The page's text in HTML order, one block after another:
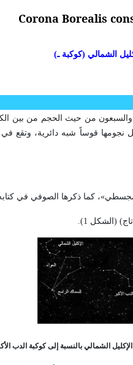
Corona Borealis
الشمالي (كوكبة ـ)
والسبعون من حيث الحجم من بين
قوساً شبه دائرية، وتقع
كما ذكرها الصوفي في
(الشكل 1).